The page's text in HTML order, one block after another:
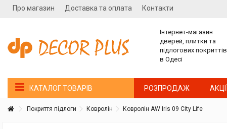
Про магазин Доставка та оплата Контакти
Інтернет-магазин
дверей, плитки та
підлогових покриттів
в Одесі
КАТАЛОГ ТОВАРІВ РОЗПРОДАЖ АКЦІЇ
Покриття підлоги Ковролін Ковролін AW Iris 09 City Life